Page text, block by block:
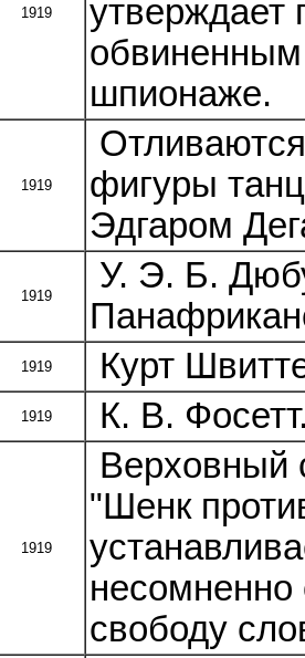
1919
утверждает
обвиненным
шпионаже.
1919
фигуры
Эдгаром
1919
У. Э. Б.
1919 Курт
1919 К. В.
1919
Верховный
"Шенк
несомненно
свободу